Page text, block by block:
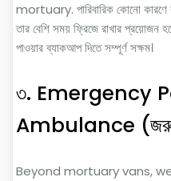
mortuary. পারিবারিক কোনো কারণে বা
তার বেশি সময় ফ্রিজে রাখার প্রয়োজন
পাওয়ার ব্যাকআপ দিতে সম্পূর্ণ সক্ষম।
৩. Emergency
Ambulance
Beyond mortuary vans,